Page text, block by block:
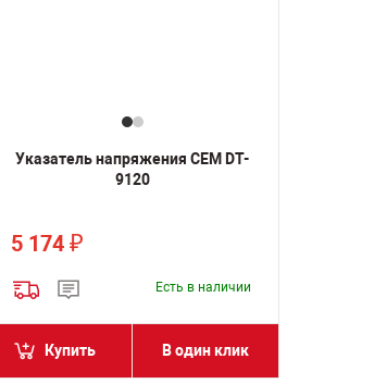
Указатель напряжения CEM DT-
9120
5 174₽
Есть в наличии
Купить В один клик